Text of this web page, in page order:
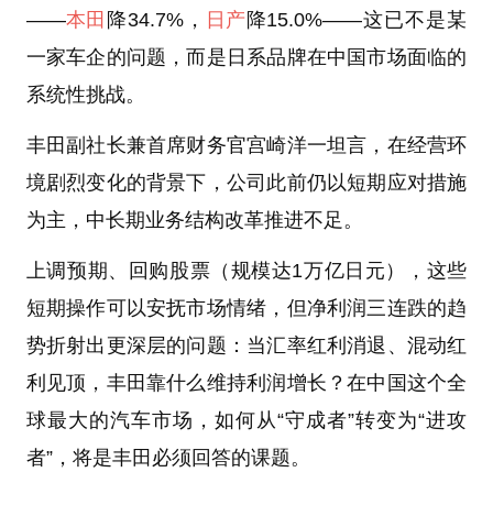
——本田 降34.7%， 日产降15.0%——这已不是某
一家车企的问题，而是日系品牌在中国市场面临的
系统性挑战。
丰田副社长兼首席财务官宫崎洋一坦言，在经营环
境剧烈变化的背景下，公司此前仍以短期应对措施
为主，中长期业务结构改革推进不足。
上调预期、回购股票（规模达1万亿日元），这些
短期操作可以安抚市场情绪，但净利润三连跌的趋
势折射出更深层的问题：当汇率红利消退、混动红
利见顶，丰田靠什么维持利润增长？在中国这个全
球最大的汽车市场，如何从“守成者”转变为“进攻
者”，将是丰田必须回答的课题。